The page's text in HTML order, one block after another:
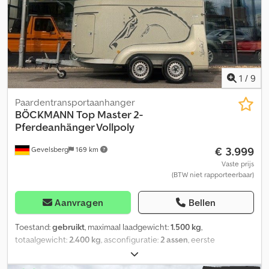
1 / 9
Gevelsberg 169 km
Paardentransportaanhanger
BÖCKMANN Top Master 2-
Pferdeanhänger Vollpoly
€ 3.999
Vaste prijs
(BTW niet rapporteerbaar)
Aanvragen Bellen
Toestand:gebruikt, maximaal laadgewicht:1.500 kg,
totaalgewicht:2.400 kg, asconfiguratie:2 assen, eerste
, volgende keuring (TÜV):
lengte:3.260 mm, laadruimtebreedte:1.720 mm,